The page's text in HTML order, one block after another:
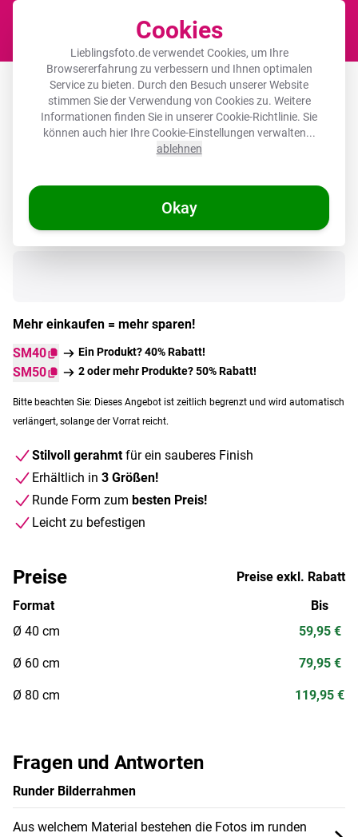
Cookies
Lieblingsfoto.de verwendet Cookies, um Ihre
Browsererfahrung zu verbessern und Ihnen optimalen
Service zu bieten. Durch den Besuch unserer Website
stimmen Sie der Verwendung von Cookies zu. Weitere
Informationen finden Sie in unsererCookie-Richtlinie. Sie
können auch hier Ihre Cookie-Einstellungen verwalten...
ablehnen
Okay
Runde Bilderrahmen - Pferd - Holz -
Schautafel - Schwarz
Auf Lager
Mehr einkaufen = mehr sparen!
SM40
Ein Produkt? 40% Rabatt!
SM50 2 oder mehr Produkte? 50% Rabatt!
Bitte beachten Sie: Dieses Angebot ist zeitlich begrenzt und wird automatisch
verlängert, solange der Vorrat reicht.
Stilvoll gerahmtfür ein sauberes Finish
Erhältlich in 3 Größen!
Runde Form zum besten Preis!
Leicht zu befestigen
Fragen und Antworten
Runder Bilderrahmen
Aus welchem Material bestehen die Fotos im runden
Preise
Preise exkl. Rabatt
Format
Ø 40 cm
Ø 60 cm
Ø 80 cm
Bis
59,95 €
79,95 €
119,95 €